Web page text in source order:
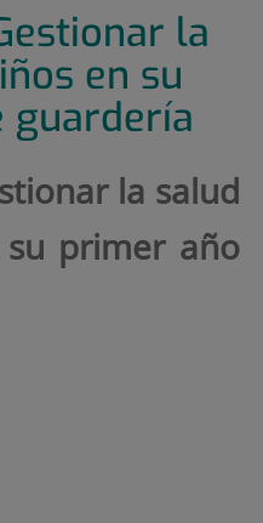
la
en su
guardería
la salud
primer año